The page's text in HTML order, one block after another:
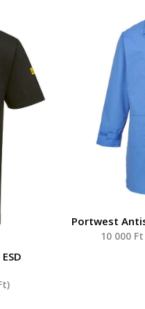
)
Portwest
10 000 Ft